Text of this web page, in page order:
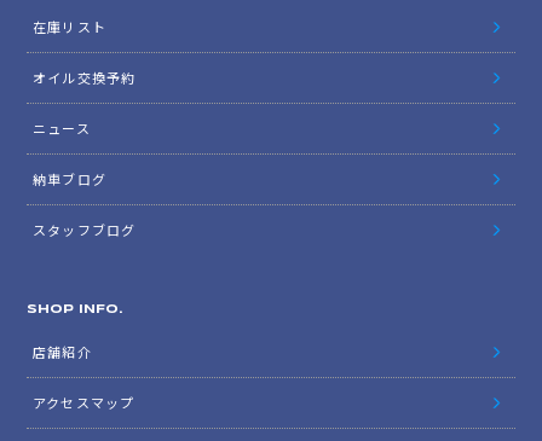
在庫リスト
オイル交換予約
ニュース
納車ブログ
スタッフブログ
SHOP INFO.
店舗紹介
アクセスマップ